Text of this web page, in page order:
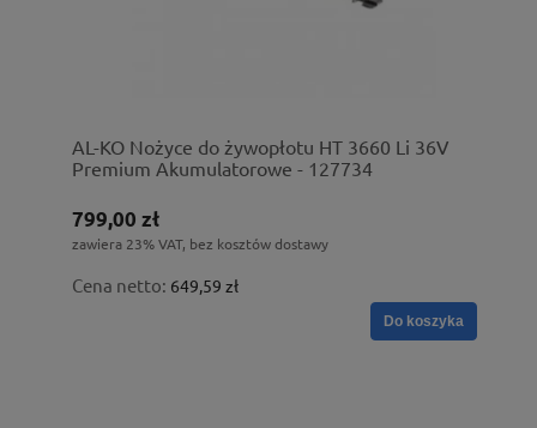
AL-KO Nożyce do żywopłotu HT 3660 Li 36V
Premium Akumulatorowe - 127734
799,00 zł
zawiera 23% VAT, bez kosztów dostawy
Cena netto: 649,59 zł
Do koszyka